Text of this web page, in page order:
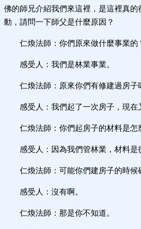
佛的師兄介紹我們來這裡，是這裡真的
動，請問一下師父是什麼原因？
仁煥法師：你們原來做什麼事業的
感受人：我們是林業事業。
仁煥法師：原來你們有修建過房子
感受人：我們起了一次房子，現在
仁煥法師：你們起房子的材料是怎
感受人：因為我們管林業，材料是
仁煥法師：可能你們建房子的時候
感受人：沒有啊。
仁煥法師：那是你不知道。